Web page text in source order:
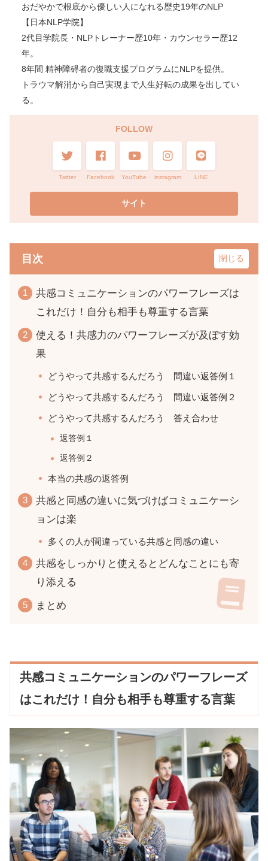
おだやかで根底から優しい人になれる歴史19年のNLP
【日本NLP学院】
2代目学院長・NLPトレーナー歴10年・カウンセラー歴12
年。
8年間 精神障碍者の復職支援プログラムにNLPを提供。
トラウマ解消から自己実現まで人生好転の成果を出してい
る。
FOLLOW
Twitter Facebook YouTube instagram LINE
目次
共感コミュニケーションのパワーフレーズは
これだけ！自分も相手も尊重する言葉
使える！共感力のパワーフレーズが及ぼす効
果
どうやって共感するんだろう 間違い返答例１
どうやって共感するんだろう 間違い返答例２
どうやって共感するんだろう 答え合わせ
返答例１
返答例２
本当の共感の返答例
共感と同感の違いに気づけばコミュニケーシ
ョンは楽
多くの人が間違っている共感と同感の違い
共感をしっかりと使えるとどんなことにも寄
り添える
まとめ
共感コミュニケーションのパワーフレーズ
はこれだけ！自分も相手も尊重する言葉